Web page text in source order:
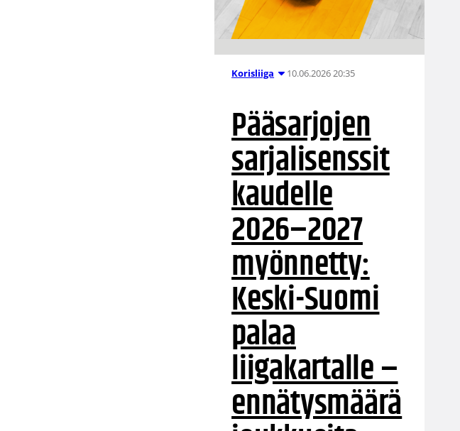
Korisliiga 10.06.2026 20:35
Pääsarjojen
sarjalisenssit
kaudelle
2026–2027
myönnetty:
Keski-Suomi
palaa
liigakartalle –
ennätysmäärä